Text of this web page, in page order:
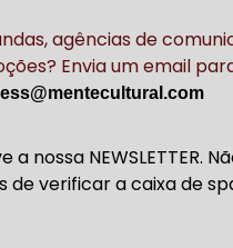
agências de
Envia um email
a nossa NEWSLETTER.
de verificar a caixa de